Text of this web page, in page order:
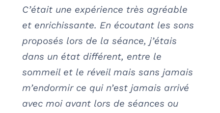
C’était une expérience très agréable
et enrichissante. En écoutant les sons
proposés lors de la séance, j’étais
dans un état différent, entre le
sommeil et le réveil mais sans jamais
m’endormir ce qui n’est jamais arrivé
avec moi avant lors de séances ou